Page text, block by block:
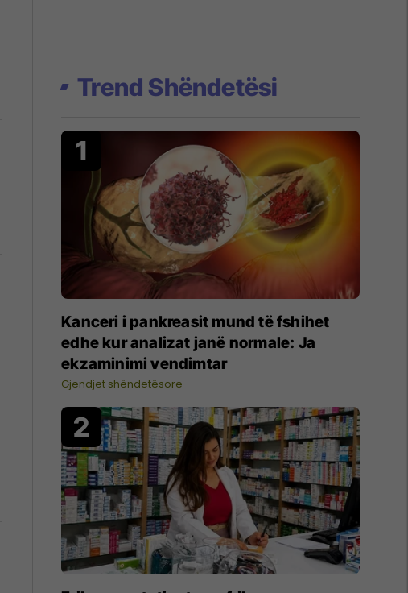
Trend Shëndetësi
Kanceri i pankreasit mund të fshihet
edhe kur analizat janë normale: Ja
ekzaminimi vendimtar
Gjendjet shëndetësore